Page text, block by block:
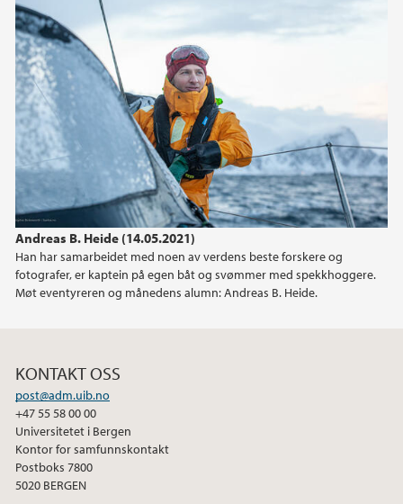
Andreas B. Heide (14.05.2021)
Han har samarbeidet med noen av verdens beste forskere og
fotografer, er kaptein på egen båt og svømmer med spekkhoggere.
Møt eventyreren og månedens alumn: Andreas B. Heide.
2022
2021
2020
2019
KONTAKT OSS
post@adm.uib.no
+47 55 58 00 00
Universitetet i Bergen
Kontor for samfunnskontakt
Postboks 7800
5020 BERGEN